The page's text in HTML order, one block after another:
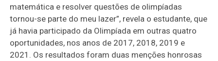
matemática e resolver questões de olimpíadas
tornou-se parte do meu lazer”, revela o estudante, que
já havia participado da Olimpíada em outras quatro
oportunidades, nos anos de 2017, 2018, 2019 e
2021. Os resultados foram duas menções honrosas